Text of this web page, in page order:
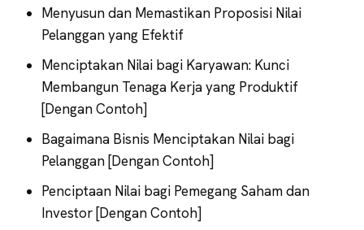
Menyusun dan Memastikan Proposisi Nilai
Pelanggan yang Efektif
Menciptakan Nilai bagi Karyawan: Kunci
Membangun Tenaga Kerja yang Produktif
[Dengan Contoh]
Bagaimana Bisnis Menciptakan Nilai bagi
Pelanggan [Dengan Contoh]
Penciptaan Nilai bagi Pemegang Saham dan
Investor [Dengan Contoh]